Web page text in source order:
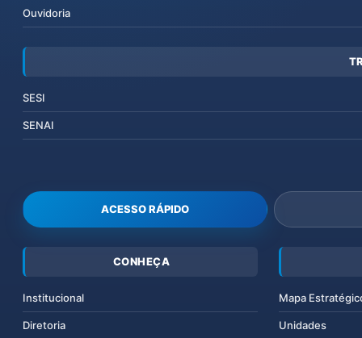
Ouvidoria
SESI
SENAI
ACESSO RÁPIDO
CONHEÇA
Institucional
Diretoria
Mapa
Unidades